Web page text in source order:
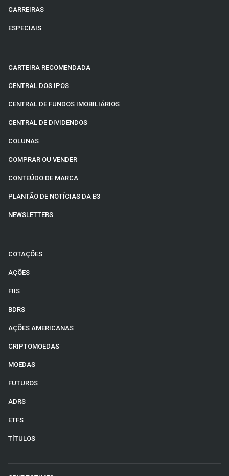
CARREIRAS
ESPECIAIS
CARTEIRA RECOMENDADA
CENTRAL DOS IPOS
CENTRAL DE FUNDOS IMOBILIÁRIOS
CENTRAL DE DIVIDENDOS
COLUNAS
COMPRAR OU VENDER
CONTEÚDO DE MARCA
PLANTÃO DE NOTÍCIAS DA B3
NEWSLETTERS
COTAÇÕES
AÇÕES
FIIS
BDRS
AÇÕES AMERICANAS
CRIPTOMOEDAS
MOEDAS
FUTUROS
ADRS
ETFS
TÍTULOS